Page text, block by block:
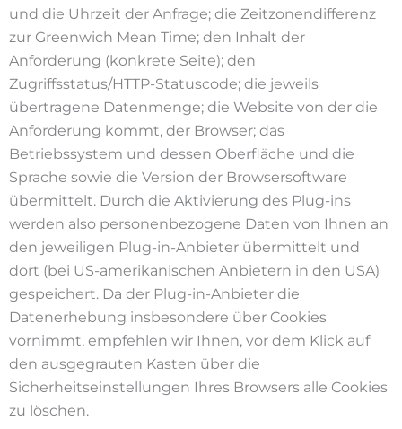
und die Uhrzeit der Anfrage; die Zeitzonendifferenz
zur Greenwich Mean Time; den Inhalt der
Anforderung (konkrete Seite); den
Zugriffsstatus/HTTP-Statuscode; die jeweils
übertragene Datenmenge; die Website von der die
Anforderung kommt, der Browser; das
Betriebssystem und dessen Oberfläche und die
Sprache sowie die Version der Browsersoftware
übermittelt. Durch die Aktivierung des Plug-ins
werden also personenbezogene Daten von Ihnen an
den jeweiligen Plug-in-Anbieter übermittelt und
dort (bei US-amerikanischen Anbietern in den USA)
gespeichert. Da der Plug-in-Anbieter die
Datenerhebung insbesondere über Cookies
vornimmt, empfehlen wir Ihnen, vor dem Klick auf
den ausgegrauten Kasten über die
Sicherheitseinstellungen Ihres Browsers alle Cookies
zu löschen.